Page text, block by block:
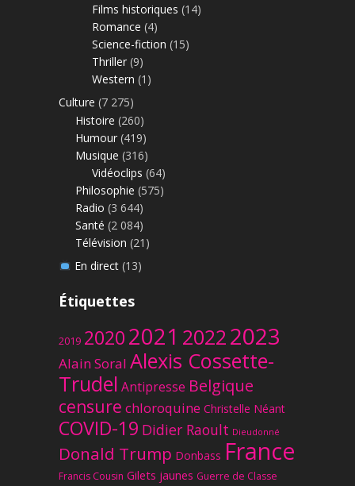
Films historiques (14)
Romance (4)
Science-fiction (15)
Thriller (9)
Western (1)
Culture (7 275)
Histoire (260)
Humour (419)
Musique (316)
Vidéoclips (64)
Philosophie (575)
Radio (3 644)
Santé (2 084)
Télévision (21)
En direct(13)
Étiquettes
2019 20202021 20222023
Alain Soral Alexis Cossette-
Trudel Antipresse Belgique
censure chloroquine Christelle Néant
COVID-19 Didier Raoult Dieudonné
Donald Trump Donbass France
Francis Cousin Gilets jaunes Guerre de Classe